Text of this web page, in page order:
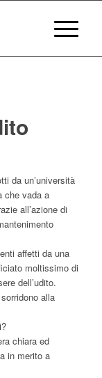
da un’università
che vada a
all’azione di
affetti da una
moltissimo di
dell’udito.
alla
chiara ed
in merito a